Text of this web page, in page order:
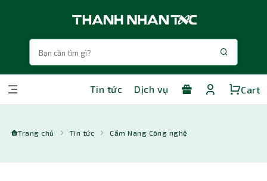
Tin tức Dịch vụ Cart
Trang chủ Tin tức Cẩm Nang Công nghệ